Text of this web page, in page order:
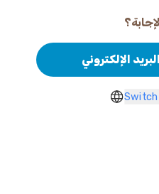
الإلكتروني